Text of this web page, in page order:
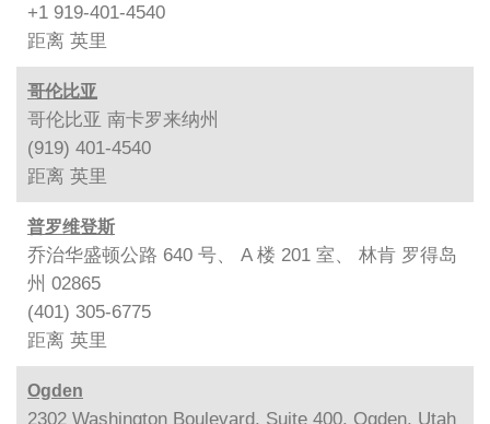
+1 919-401-4540
距离 英里
哥伦比亚
哥伦比亚 南卡罗来纳州
(919) 401-4540
距离 英里
普罗维登斯
乔治华盛顿公路 640 号、 A 楼 201 室、 林肯 罗得岛
州 02865
(401) 305-6775
距离 英里
Ogden
2302 Washington Boulevard, Suite 400, Ogden, Utah